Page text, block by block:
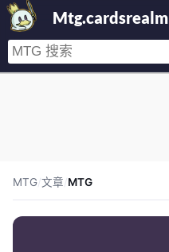
Mtg.cardsrealm
MTG/文章/MTG